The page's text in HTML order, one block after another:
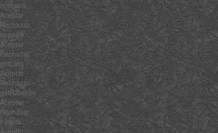
contains
Aceptar
Rechazar
append
Aceptar
Rechazar
getLast
Aceptar
Rechazar
getRandom
Aceptar
Rechazar
include
Aceptar